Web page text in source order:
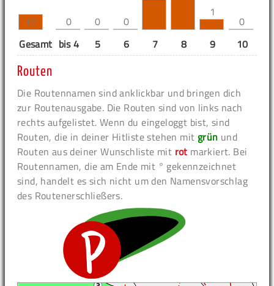
10 0 0 0
1
0
Gesamt bis 4 5 6 7 8 9 10
Routen
Die Routennamen sind anklickbar und bringen dich
zur Routenausgabe. Die Routen sind von links nach
rechts aufgelistet. Wenn du eingeloggt bist, sind
Routen, die in deiner Hitliste stehen mit grün und
Routen aus deiner Wunschliste mit rot markiert. Bei
Routennamen, die am Ende mit ° gekennzeichnet
sind, handelt es sich nicht um den Namensvorschlag
des Routenerschließers.